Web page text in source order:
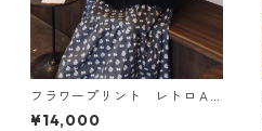
フラワープリント レトロＡ
ラインスカート N SLSK094
¥14,000